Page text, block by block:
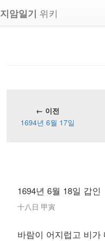
지암일기 위키
← 이전
1694년 6월 17일
1694년 6월 18일 갑인
十八日 甲寅
바람이 어지럽고 비가